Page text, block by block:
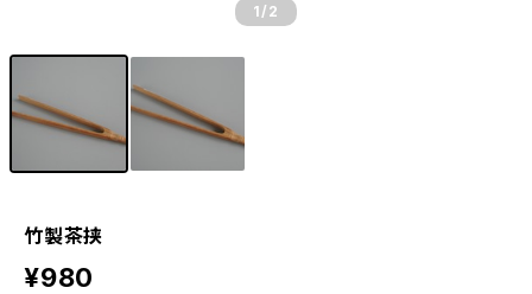
1 /2
竹製茶挟
¥980